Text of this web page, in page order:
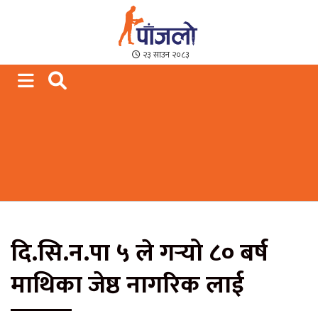
Paajalo News
We are from Far West Nepal
२३ साउन २०८३
दि.सि.न.पा ५ ले गर्‍यो ८० बर्ष
माथिका जेष्ठ नागरिक लाई